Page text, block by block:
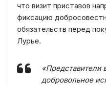
что визит приставов
фиксацию
обязательств перед
Лурье.
«Представители
добровольное